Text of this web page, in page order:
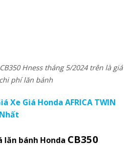
Hness tháng 5/2024 trên là giá
phí lăn bánh
Xe Giá Honda AFRICA TWIN
lăn bánh Honda CB350